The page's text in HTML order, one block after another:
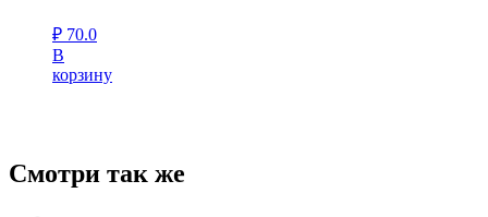
₽ 70.0
В
корзину
Смотри так же